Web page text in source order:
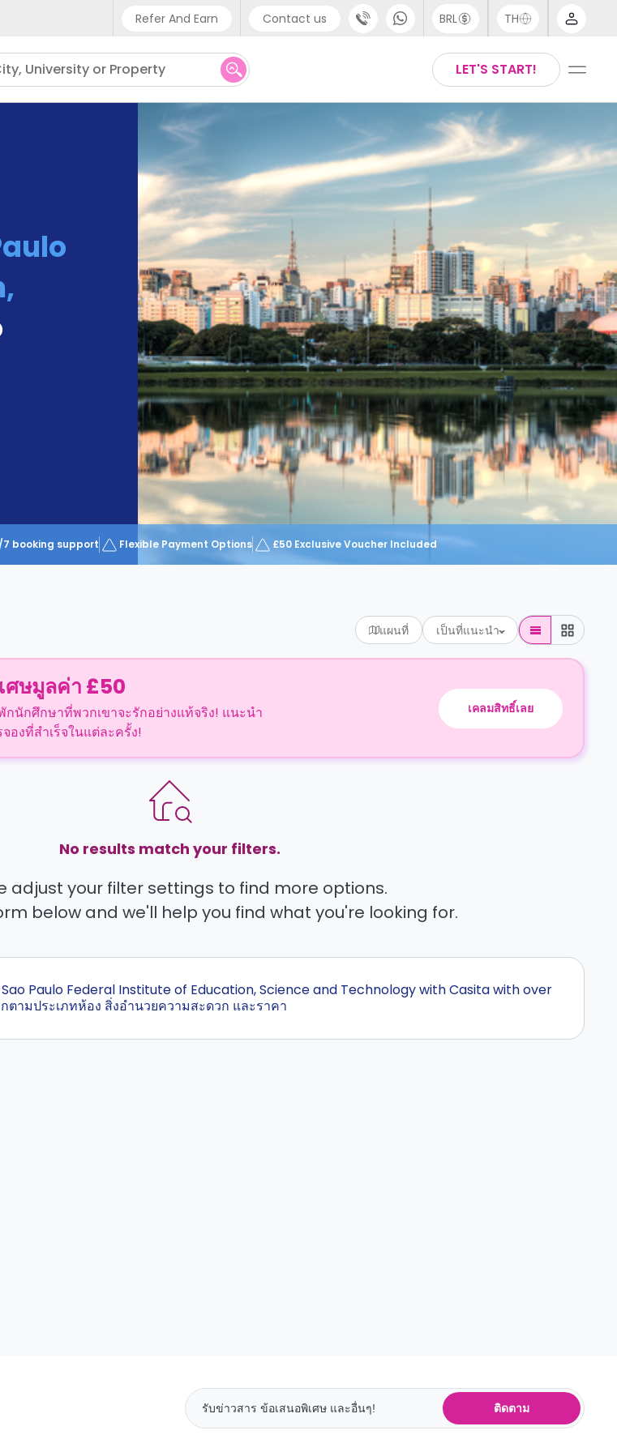
Refer And Earn Contact us
Phone support
UK - +44 (0) 20 3871 8666
US - +1 (646) 718 6172
BRL TH
English
Thai
LET'S START!
University or Property
7 booking support Flexible Payment Options £50 Exclusive Voucher Included
แผนที่ เป็นที่แนะนำ
ศษมูลค่า £50
นักศึกษาที่พวกเขาจะรักอย่างแท้จริง! แนะนำ
องที่สำเร็จในแต่ละครั้ง!
เคลมสิทธิ์เลย
No results match your filters.
adjust your filter settings to find more options.
below and we'll help you find what you're looking for.
Paulo Federal Institute of Education, Science and Technology with Casita with over
ามประเภทห้อง สิ่งอำนวยความสะดวก และราคา
ติดตาม